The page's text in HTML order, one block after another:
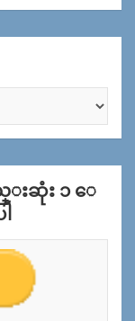
းဆုံး ၁ ေ